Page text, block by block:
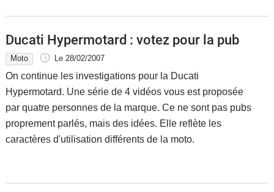
Ducati Hypermotard : votez pour la pub
Moto Le 28/02/2007
On continue les investigations pour la Ducati
Hypermotard. Une série de 4 vidéos vous est proposée
par quatre personnes de la marque. Ce ne sont pas pubs
proprement parlés, mais des idées. Elle reflète les
caractères d'utilisation différents de la moto.